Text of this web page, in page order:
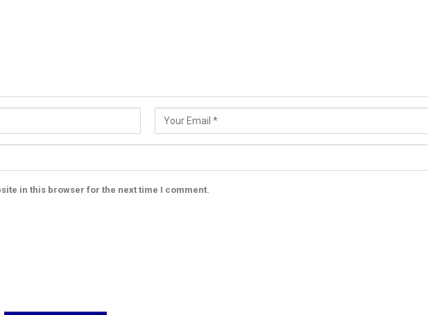
in this browser for the next time I comment.